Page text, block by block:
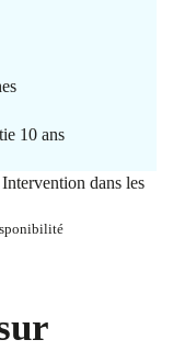
10 ans
dans les